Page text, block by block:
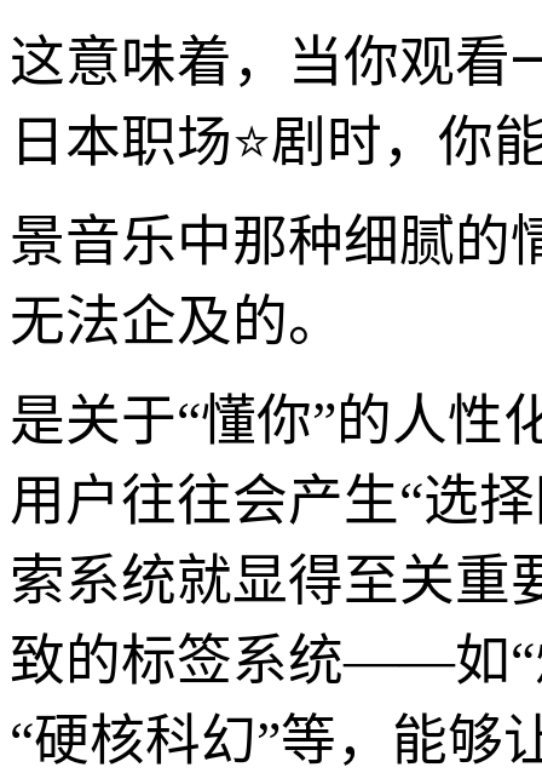
这意味着，当你观看
日本职场⭐剧时，你
景音乐中那种细腻的
无法企及的。
是关于“懂你”的人性
用户往往会产生“选
索系统就显得至关重
致的标签系统——如“
“硬核科幻”等，能够